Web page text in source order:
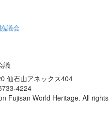
議会
議
仙石山アネックス404
4224
Fujisan World Heritage. All